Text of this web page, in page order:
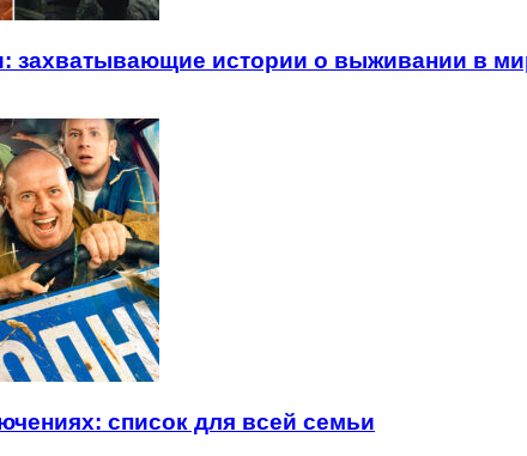
захватывающие истории о выживании в
список для всей семьи